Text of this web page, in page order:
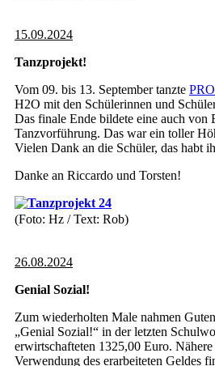
15.09.2024
Tanzprojekt!
Vom 09. bis 13. September tanzte
H2O mit den Schülerinnen und
Das finale Ende bildete eine auch von
Tanzvorführung. Das war ein toller
Vielen Dank an die Schüler, das habt
Danke an Riccardo und Torsten!
(Foto: Hz / Text: Rob)
26.08.2024
Genial Sozial!
Zum wiederholten Male nahmen
„Genial Sozial!“ in der letzten
erwirtschafteten 1325,00 Euro.
Verwendung des erarbeiteten Geldes